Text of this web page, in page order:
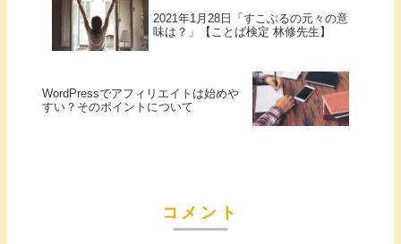
2021年1月28日「すこぶるの元々の意
味は？」【ことば検定 林修先生】
WordPressでアフィリエイトは始めや
すい？そのポイントについて
コメント